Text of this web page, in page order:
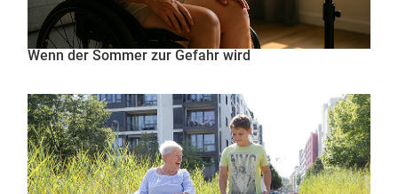
Wenn der Sommer zur Gefahr wird